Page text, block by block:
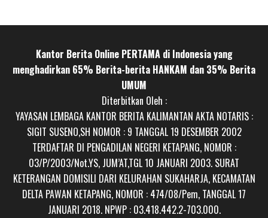
Kantor Berita Online PERTAMA di Indonesia yang
menghadirkan 65% Berita-berita HANKAM dan 35% Berita
UMUM
Diterbitkan Oleh :
YAYASAN LEMBAGA KANTOR BERITA KALIMANTAN AKTA NOTARIS :
SIGIT SUSENO,SH NOMOR : 9 TANGGAL 19 DESEMBER 2002
TERDAFTAR DI PENGADILAN NEGERI KETAPANG, NOMOR :
03/P/2003/Not.YS, JUM’AT,TGL 10 JANUARI 2003. SURAT
KETERANGAN DOMISILI DARI KELURAHAN SUKAHARJA, KECAMATAN
DELTA PAWAN KETAPANG, NOMOR : 474/08/Pem, TANGGAL 17
JANUARI 2018. NPWP : 03.418.442.2-703.000.